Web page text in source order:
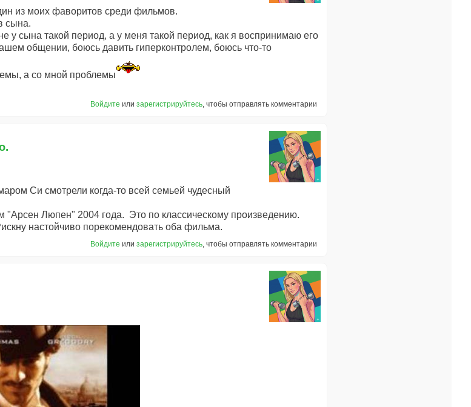
из моих фаворитов среди фильмов.
сына.
у сына такой период, а у меня такой период, как я воспринимаю его
общении, боюсь давить гиперконтролем, боюсь что-то
а со мной проблемы
Войдите или зарегистрируйтесь, чтобы отправлять комментарии
Си смотрели когда-то всей семьей чудесный
Люпен" 2004 года. Это по классическому произведению.
настойчиво порекомендовать оба фильма.
Войдите или зарегистрируйтесь, чтобы отправлять комментарии